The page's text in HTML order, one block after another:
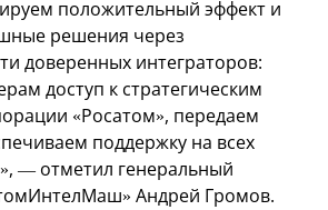
положительный эффект и
решения через
доверенных интеграторов:
доступ к стратегическим
«Росатом», передаем
поддержку на всех
— отметил генеральный
Андрей Громов.